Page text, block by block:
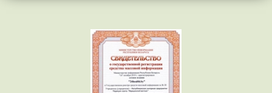
Предыдущий